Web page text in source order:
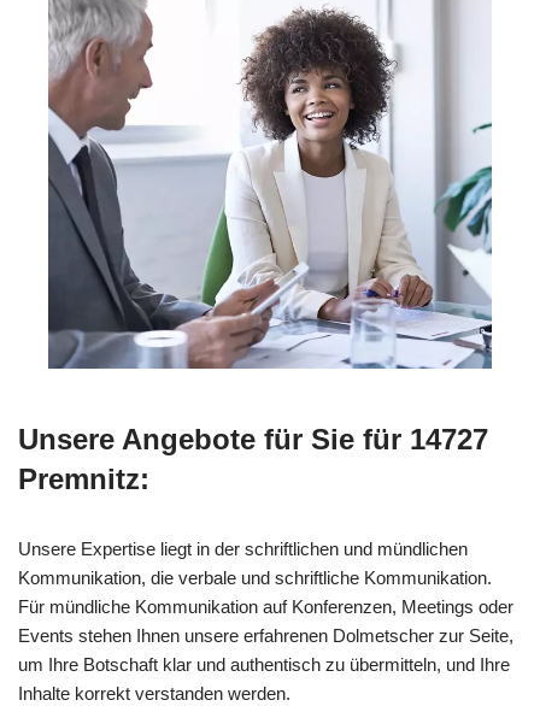
Unsere Angebote für Sie für 14727
Premnitz:
Unsere Expertise liegt in der schriftlichen und mündlichen
Kommunikation, die verbale und schriftliche Kommunikation.
Für mündliche Kommunikation auf Konferenzen, Meetings oder
Events stehen Ihnen unsere erfahrenen Dolmetscher zur Seite,
um Ihre Botschaft klar und authentisch zu übermitteln, und Ihre
Inhalte korrekt verstanden werden.